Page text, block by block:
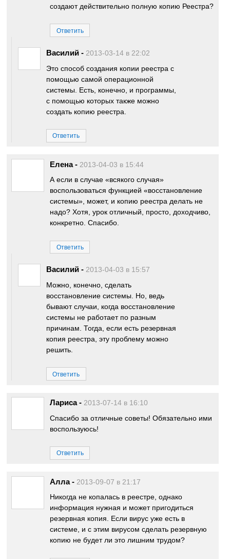
создают действительно полную копию Реестра?
Ответить
Василий - 2013-03-14 в 22:02
Это способ создания копии реестра с
помощью самой операционной
системы. Есть, конечно, и программы,
с помощью которых также можно
создать копию реестра.
Ответить
Елена - 2013-04-03 в 15:44
А если в случае «всякого случая»
воспользоваться функцией «восстановление
системы», может, и копию реестра делать не
надо? Хотя, урок отличный, просто, доходчиво,
конкретно. Спасибо.
Ответить
Василий - 2013-04-03 в 15:57
Можно, конечно, сделать
восстановление системы. Но, ведь
бывают случаи, когда восстановление
системы не работает по разным
причинам. Тогда, если есть резервная
копия реестра, эту проблему можно
решить.
Ответить
Лариса - 2013-07-14 в 16:10
Спасибо за отличные советы! Обязательно ими
воспользуюсь!
Ответить
Алла - 2013-09-07 в 21:17
Никогда не копалась в реестре, однако
информация нужная и может пригодиться
резервная копия. Если вирус уже есть в
системе, и с этим вирусом сделать резервную
копию не будет ли это лишним трудом?